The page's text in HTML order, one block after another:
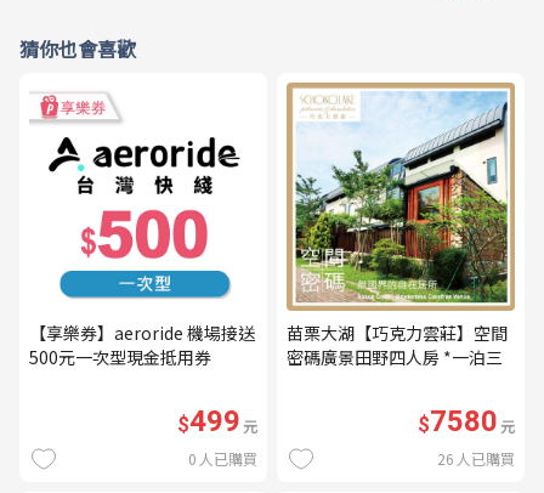
猜你也會喜歡
【享樂券】aeroride 機場接送
500元一次型現金抵用券
$499元
0 人已購買
苗栗大湖【巧克力雲莊】空間
密碼廣景田野四人房 *一泊三
$7580元
26 人已購買